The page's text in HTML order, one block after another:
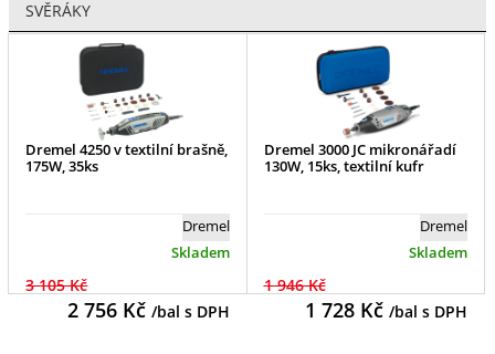
SVĚRÁKY
Dremel 4250 v textilní brašně,
175W, 35ks
Dremel
Skladem
3 105 Kč
2 756Kč /bal s DPH
Dremel 3000 JC mikronářadí
130W, 15ks, textilní kufr
Dremel
Skladem
1 946 Kč
1 728Kč /bal s DPH